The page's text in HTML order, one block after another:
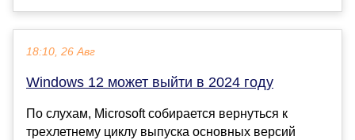
18:10, 26 Авг
Windows 12 может выйти в 2024 году
По слухам, Microsoft собирается вернуться к
трехлетнему циклу выпуска основных версий